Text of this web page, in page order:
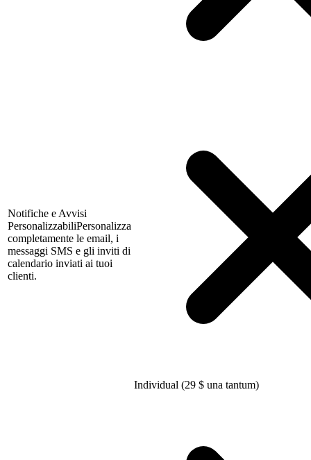
Notifiche e Avvisi
PersonalizzabiliPersonalizza
completamente le email, i
messaggi SMS e gli inviti di
calendario inviati ai tuoi
clienti.
Individual (29 $ una tantum)